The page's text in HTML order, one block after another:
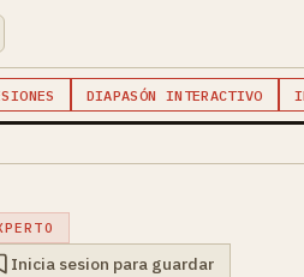
DIAPASÓN INTERACTIVO
Inicia sesion para guardar